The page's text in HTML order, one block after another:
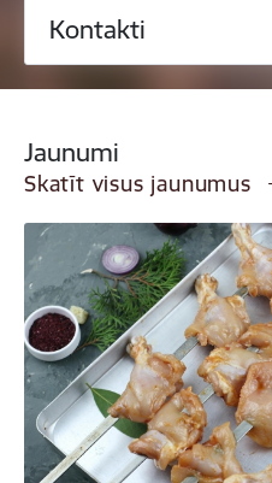
Kontakti
Jaunumi
Skatīt visus jaunumus